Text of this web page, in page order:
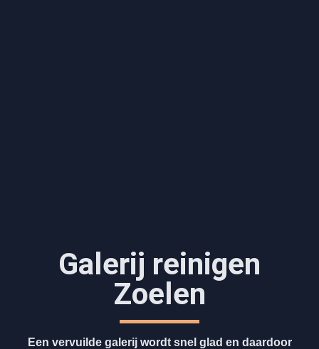
Galerij reinigen
Zoelen
Een vervuilde galerij wordt snel glad en daardoor